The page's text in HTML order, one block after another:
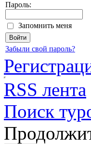
Пароль:
Запомнить меня
Забыли свой пароль?
RSS лента
Поиск